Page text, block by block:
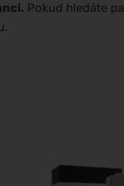
Pokud hledáte